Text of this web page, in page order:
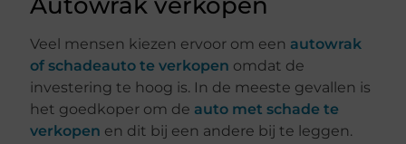
Autowrak verkopen
Veel mensen kiezen ervoor om een autowrak
of schadeauto te verkopen omdat de
investering te hoog is. In de meeste gevallen is
het goedkoper om de auto met schade te
verkopen en dit bij een andere bij te leggen.